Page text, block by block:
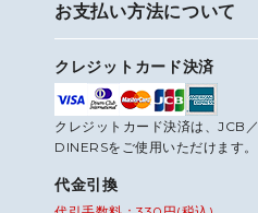
お支払い方法について
クレジットカード決済
クレジットカード決済は、JCB
DINERSをご使用いただけます。
代金引換